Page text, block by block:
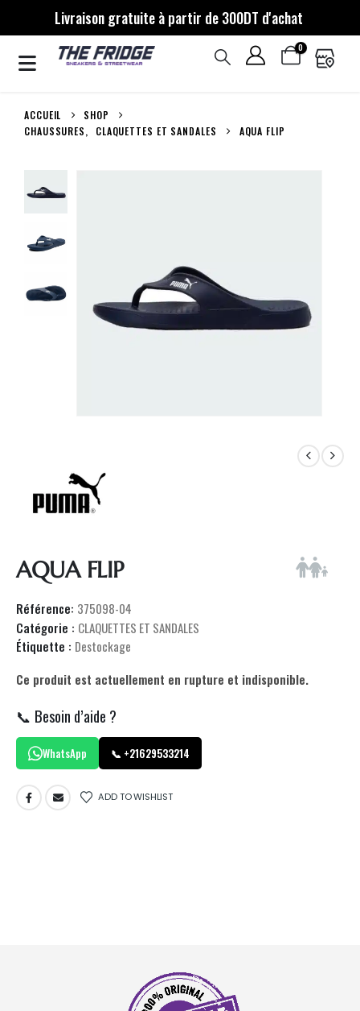
Livraison gratuite à partir de 300DT d'achat
0
ACCUEIL
SHOP
CHAUSSURES, CLAQUETTES ET SANDALES AQUA FLIP
AQUA FLIP
Référence: 375098-04
Catégorie : CLAQUETTES ET SANDALES
Étiquette : Destockage
Ce produit est actuellement en rupture et indisponible.
📞 Besoin d’aide ?
WhatsApp 📞 +21629533214
ADD TO WISHLIST